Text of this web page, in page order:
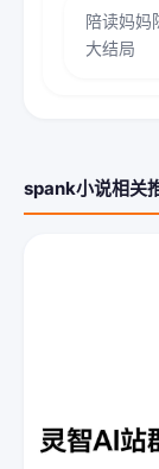
陪读妈妈
大结局
spank小说相关